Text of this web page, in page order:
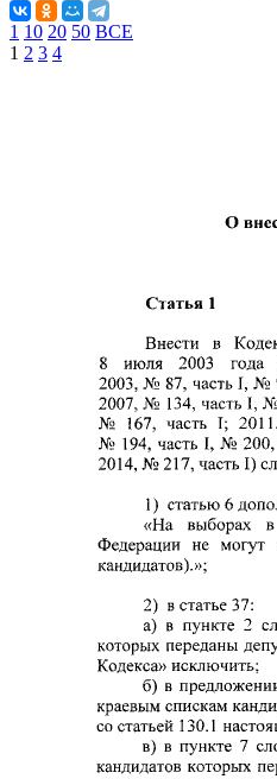
1 10 20 50 ВСЕ
1 2 3 4